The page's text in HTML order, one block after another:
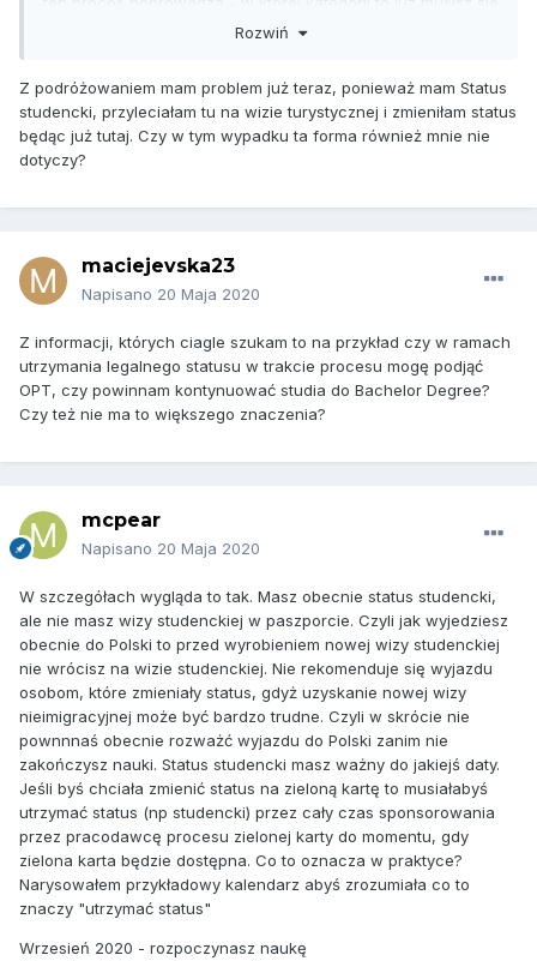
dokladnie dowiedziec ale na oko EB-3 ktora nie jest current
Jako ze w tym procesie musisz utrzymac legalny status
(zeby pozniej go zmienic na LPR) to podrozowanie nie jest
problemem i I-131 w ogole Cie nie dotyczy.
Rozwiń
Z podróżowaniem mam problem już teraz, ponieważ mam Status
studencki, przyleciałam tu na wizie turystycznej i zmieniłam status
będąc już tutaj. Czy w tym wypadku ta forma również mnie nie
dotyczy?
maciejevska23
Napisano 20 Maja 2020
Z informacji, których ciagle szukam to na przykład czy w ramach
utrzymania legalnego statusu w trakcie procesu mogę podjąć
OPT, czy powinnam kontynuować studia do Bachelor Degree?
Czy też nie ma to większego znaczenia?
mcpear
Napisano 20 Maja 2020
W szczegółach wygląda to tak. Masz obecnie status studencki,
ale nie masz wizy studenckiej w paszporcie. Czyli jak wyjedziesz
obecnie do Polski to przed wyrobieniem nowej wizy studenckiej
nie wrócisz na wizie studenckiej. Nie rekomenduje się wyjazdu
osobom, które zmieniały status, gdyż uzyskanie nowej wizy
nieimigracyjnej może być bardzo trudne. Czyli w skrócie nie
pownnnaś obecnie rozważć wyjazdu do Polski zanim nie
zakończysz nauki. Status studencki masz ważny do jakiejś daty.
Jeśli byś chciała zmienić status na zieloną kartę to musiałabyś
utrzymać status (np studencki) przez cały czas sponsorowania
przez pracodawcę procesu zielonej karty do momentu, gdy
zielona karta będzie dostępna. Co to oznacza w praktyce?
Narysowałem przykładowy kalendarz abyś zrozumiała co to
znaczy "utrzymać status"
Wrzesień 2020 - rozpoczynasz naukę